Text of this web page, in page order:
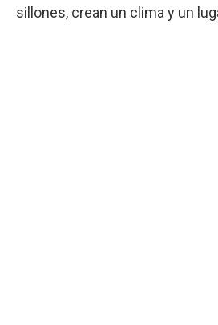
sillones, crean un clima y un